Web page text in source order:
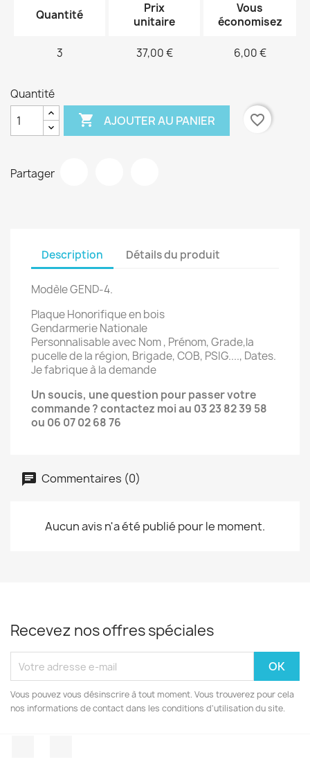
Quantité
Prix
unitaire
Vous
économisez
3 37,00 € 6,00 €
Quantité
 AJOUTER AU PANIER favorite_border
Partager
Description Détails du produit
Modèle GEND-4.
Plaque Honorifique en bois
Gendarmerie Nationale
Personnalisable avec Nom , Prénom, Grade,la
pucelle de la région, Brigade, COB, PSIG...., Dates.
Je fabrique à la demande
Un soucis, une question pour passer votre
commande ? contactez moi au 03 23 82 39 58
ou 06 07 02 68 76
Commentaires (0)
Aucun avis n'a été publié pour le moment.
Recevez nos offres spéciales
Vous pouvez vous désinscrire à tout moment. Vous trouverez pour cela
nos informations de contact dans les conditions d'utilisation du site.